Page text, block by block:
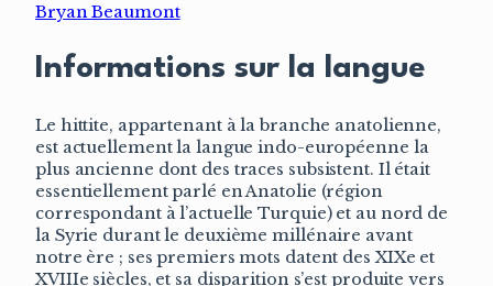
Bryan Beaumont
Informations sur la langue
Le hittite, appartenant à la branche anatolienne,
est actuellement la langue indo-européenne la
plus ancienne dont des traces subsistent. Il était
essentiellement parlé en Anatolie (région
correspondant à l’actuelle Turquie) et au nord de
la Syrie durant le deuxième millénaire avant
notre ère ; ses premiers mots datent des XIXe et
XVIIIe siècles, et sa disparition s’est produite vers